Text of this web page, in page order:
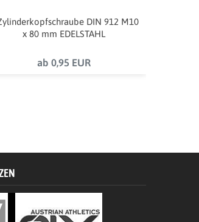
DIN 912 M10
x 80 mm EDELSTAHL
ab 0,95 EUR